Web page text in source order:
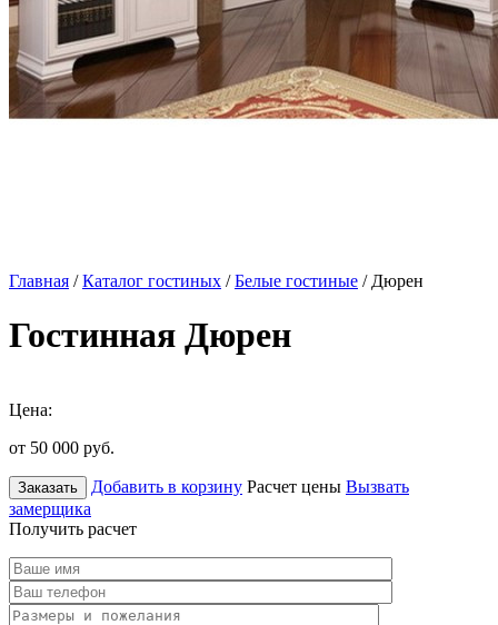
Главная /Каталог гостиных /Белые гостиные / Дюрен
Гостинная Дюрен
Цена:
от 50 000 руб.
Заказать Добавить в корзину Расчет цены Вызвать
замерщика
Получить расчет